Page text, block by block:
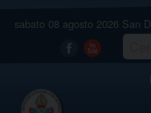
sabato 08 agosto 2026 San
Facebook
Youtube